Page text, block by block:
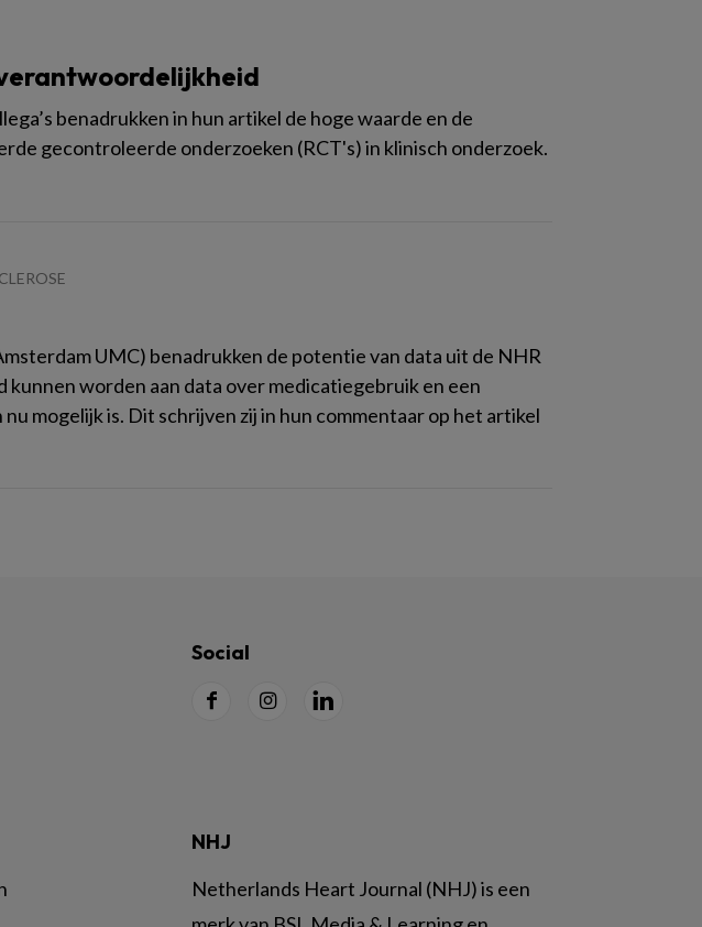
benadrukken in hun artikel de hoge waarde en de
gecontroleerde onderzoeken (RCT's) in klinisch onderzoek.
UMC) benadrukken de potentie van data uit de NHR
worden aan data over medicatiegebruik en een
mogelijk is. Dit schrijven zij in hun commentaar op het artikel
Social
NHJ
Netherlands Heart Journal (NHJ) is een